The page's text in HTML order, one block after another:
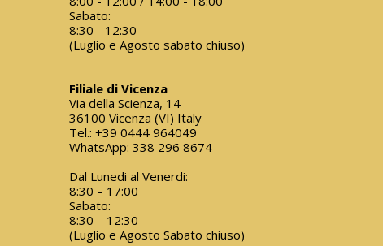
Sabato:
8:30 - 12:30
(Luglio e Agosto sabato chiuso)
Filiale di Vicenza
Via della Scienza, 14
36100 Vicenza (VI) Italy
Tel.: +39 0444 964049
WhatsApp: 338 296 8674
Dal Lunedi al Venerdi:
8:30 – 17:00
Sabato:
8:30 – 12:30
(Luglio e Agosto Sabato chiuso)